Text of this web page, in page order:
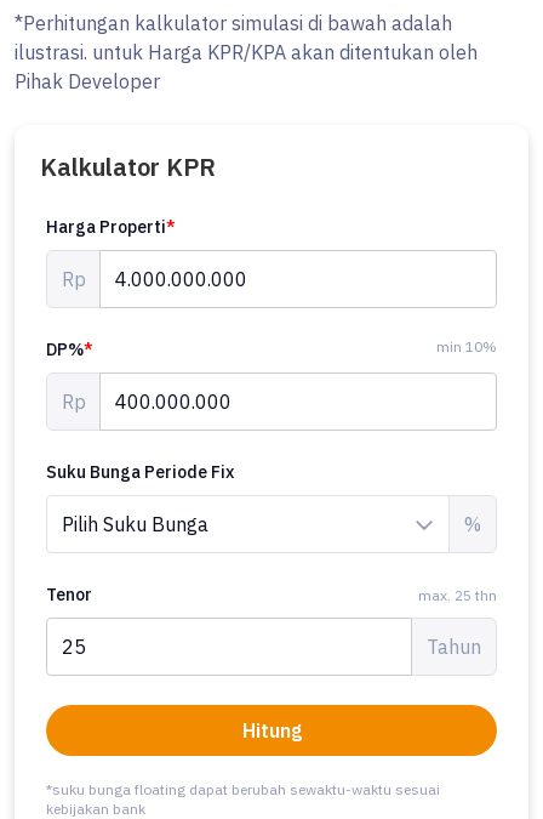
*Perhitungan kalkulator simulasi di bawah adalah
ilustrasi. untuk Harga KPR/KPA akan ditentukan oleh
Pihak Developer
Kalkulator KPR
Harga Properti*
Rp
DP%* min 10%
Rp
Suku Bunga Periode Fix
%
Tenor max. 25 thn
Tahun
Hitung
*suku bunga floating dapat berubah sewaktu-waktu sesuai
kebijakan bank